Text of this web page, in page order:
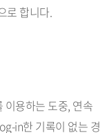
로 합니다.
이용하는 도중, 연속
in한 기록이 없는 경